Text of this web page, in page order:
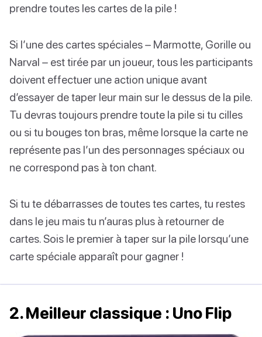
prendre toutes les cartes de la pile !
Si l’une des cartes spéciales – Marmotte, Gorille ou
Narval – est tirée par un joueur, tous les participants
doivent effectuer une action unique avant
d’essayer de taper leur main sur le dessus de la pile.
Tu devras toujours prendre toute la pile si tu cilles
ou si tu bouges ton bras, même lorsque la carte ne
représente pas l’un des personnages spéciaux ou
ne correspond pas à ton chant.
Si tu te débarrasses de toutes tes cartes, tu restes
dans le jeu mais tu n’auras plus à retourner de
cartes. Sois le premier à taper sur la pile lorsqu’une
carte spéciale apparaît pour gagner !
2. Meilleur classique : Uno Flip